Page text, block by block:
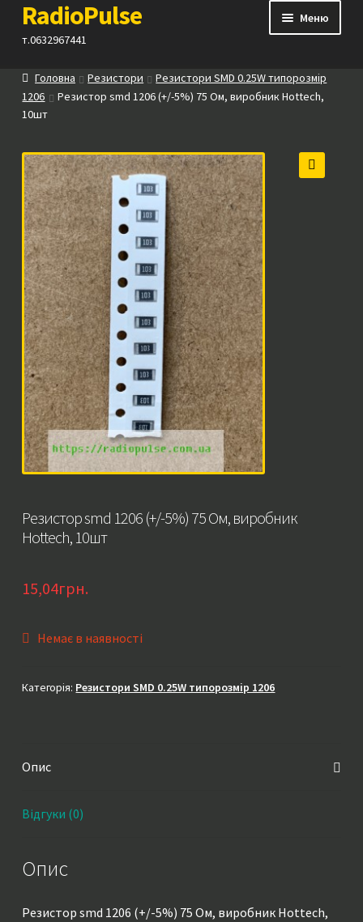
Перейти
до
Перейти
до
RadioPulse
т.0632967441
Меню
Каталог
Контакти
Прайс
Посилання
Головна Резистори
Резистори SMD 0.25W типорозмір
1206
Резистор smd 1206 (+/-5%) 75 Ом, виробник Hottech,
10шт
Резистор smd 1206 (+/-5%) 75 Ом, виробник
Hottech, 10шт
15,04грн.
Немає в наявності
Категорія: Резистори SMD 0.25W типорозмір 1206
Опис
Відгуки (0)
Опис
Резистор smd 1206 (+/-5%) 75 Ом, виробник Hottech,